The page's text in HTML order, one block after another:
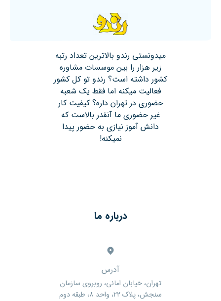
میدونستی رندو بالاترین تعداد رتبه
زیر هزار را بین موسسات مشاوره
کشور داشته است؟ رندو تو کل کشور
فعالیت میکنه اما فقط یک شعبه
حضوری در تهران داره؟ کیفیت کار
غیر حضوری ما آنقدر بالاست که
دانش آموز نیازی به حضور پیدا
نمیکنه!
درباره ما
آدرس
تهران، خیابان امانی، روبروی سازمان
سنجش، پلاک ۲۲، واحد ۸، طبقه دوم